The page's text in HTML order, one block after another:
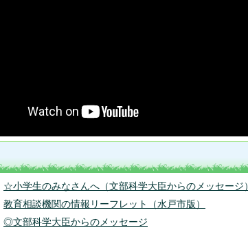
☆小学生のみなさんへ（文部科学大臣からのメッセージ）
教育相談機関の情報リーフレット（水戸市版）
◎文部科学大臣からのメッセージ